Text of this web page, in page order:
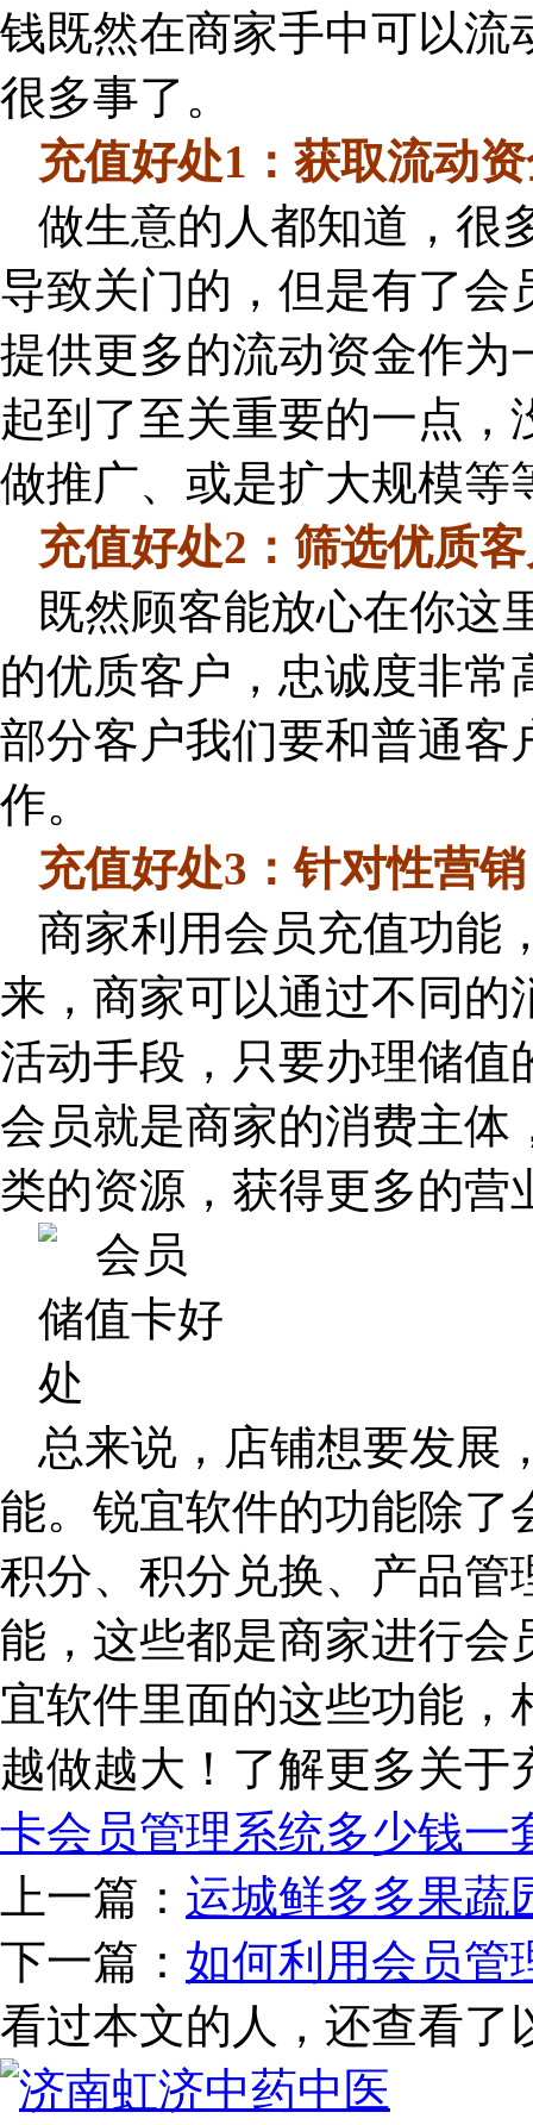
钱既然在商家手中可以流
很多事了。
充值好处1：获取流动
做生意的人都知道，很
导致关门的，但是有了会
提供更多的流动资金作为
起到了至关重要的一点
做推广、或是扩大规模等
充值好处2：筛选优质
既然顾客能放心在你这
的优质客户，忠诚度非
部分客户我们要和普通客
作。
充值好处3：针对性营销
商家利用会员充值功能
来，商家可以通过不同的
活动手段，只要办理储值
会员就是商家的消费主体
类的资源，获得更多的营
总来说，店铺想要发展
能。锐宜软件的功能除了
积分、积分兑换、产品管
能，这些都是商家进行会
宜软件里面的这些功能
越做越大！了解更多关
卡会员管理系统多少钱一
上一篇： 运城鲜多多果蔬
下一篇： 如何利用会员管
看过本文的人，还查看了